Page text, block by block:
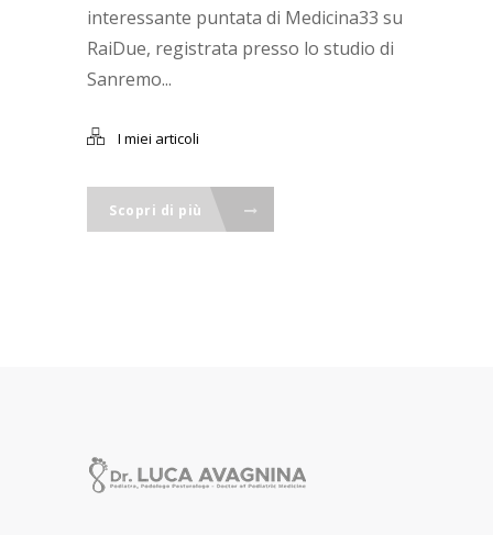
interessante puntata di Medicina33 su
RaiDue, registrata presso lo studio di
Sanremo...
I miei articoli
Scopri di più